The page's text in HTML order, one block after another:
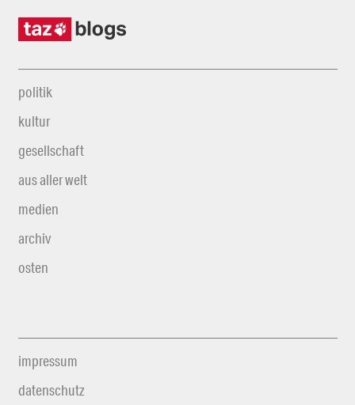
politik
kultur
gesellschaft
aus aller welt
medien
archiv
osten
impressum
datenschutz